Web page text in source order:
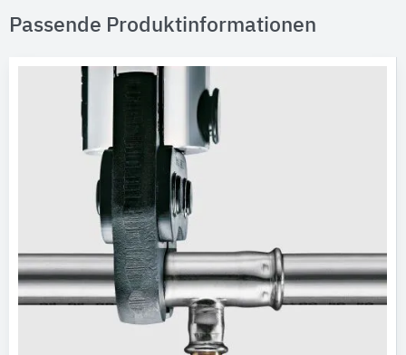
Passende Produktinformationen